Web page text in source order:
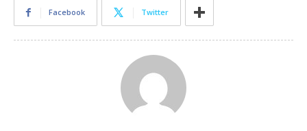
Facebook Twitter